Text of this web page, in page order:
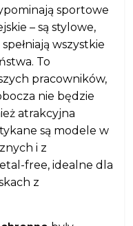
sportowe
– są stylowe,
wszystkie
To
pracowników,
nie będzie
atrakcyjna
są modele w
i z
free, idealne dla
z